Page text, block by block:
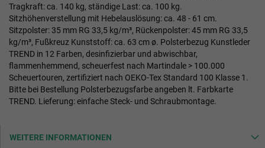
Tragkraft: ca. 140 kg, ständige Last: ca. 100 kg.
Sitzhöhenverstellung mit Hebelauslösung: ca. 48 - 61 cm.
Sitzpolster: 35 mm RG 33,5 kg/m³, Rückenpolster: 45 mm RG 33,5
kg/m³, Fußkreuz Kunststoff: ca. 63 cm ø. Polsterbezug Kunstleder
TREND in 12 Farben, desinfizierbar und abwischbar,
flammenhemmend, scheuerfest nach Martindale > 100.000
Scheuertouren, zertifiziert nach OEKO-Tex Standard 100 Klasse 1.
Bitte bei Bestellung Polsterbezugsfarbe angeben lt. Farbkarte
TREND. Lieferung: einfache Steck- und Schraubmontage.
WEITERE INFORMATIONEN